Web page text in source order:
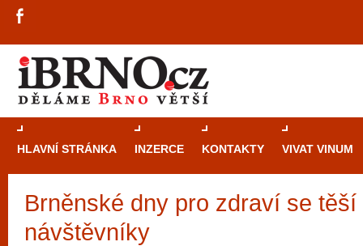
HLAVNÍ STRÁNKA INZERCE KONTAKTY VIVAT VINUM
Brněnské dny pro zdraví se těší
návštěvníky
Průvodce